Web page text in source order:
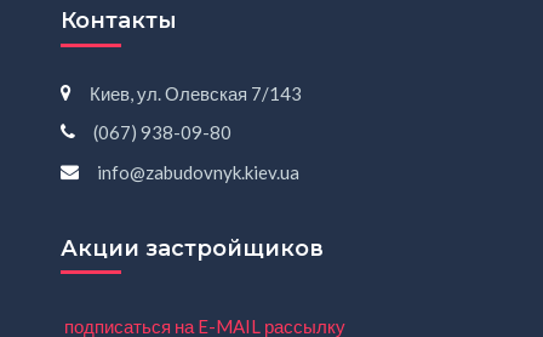
Контакты
Киев, ул. Олевская 7/143
(067) 938-09-80
info@zabudovnyk.kiev.ua
Акции застройщиков
подписаться на E-MAIL рассылку